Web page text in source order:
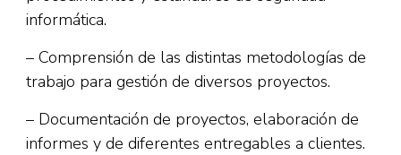
informática.
– Comprensión de las distintas metodologías de
trabajo para gestión de diversos proyectos.
– Documentación de proyectos, elaboración de
informes y de diferentes entregables a clientes.